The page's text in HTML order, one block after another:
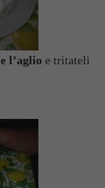
l’aglio e tritateli